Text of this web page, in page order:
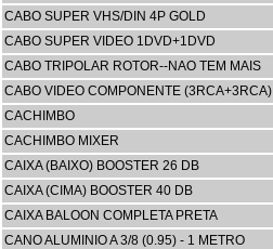
CABO SUPER VHS/DIN 4P GOLD
CABO SUPER VIDEO 1DVD+1DVD
CABO TRIPOLAR ROTOR--NAO TEM MAIS
CABO VIDEO COMPONENTE (3RCA+3RCA)
CACHIMBO
CACHIMBO MIXER
CAIXA (BAIXO) BOOSTER 26 DB
CAIXA (CIMA) BOOSTER 40 DB
CAIXA BALOON COMPLETA PRETA
CANO ALUMINIO A 3/8 (0.95) - 1 METRO